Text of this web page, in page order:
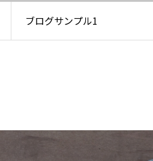
ブログサンプル1